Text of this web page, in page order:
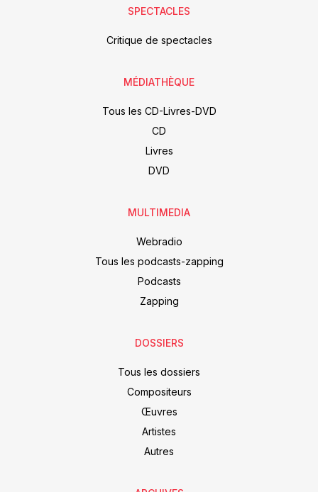
SPECTACLES
Critique de spectacles
MÉDIATHÈQUE
Tous les CD-Livres-DVD
CD
Livres
DVD
MULTIMEDIA
Webradio
Tous les podcasts-zapping
Podcasts
Zapping
DOSSIERS
Tous les dossiers
Compositeurs
Œuvres
Artistes
Autres